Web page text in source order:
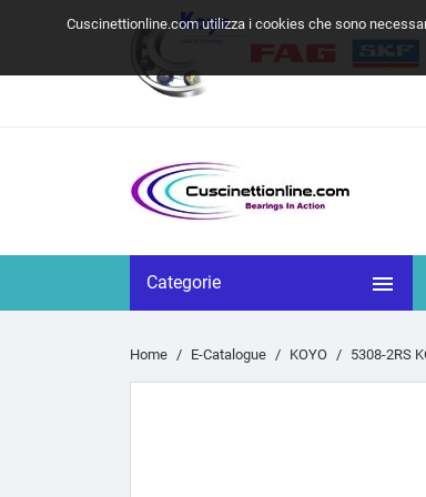
Cuscinettionline.com utilizza i cookies che sono
Categorie 
Home E-Catalogue KOYO 5308-2RS